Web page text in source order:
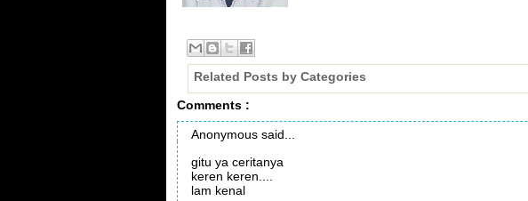
Related Posts by Categories
Comments :
Anonymous said...
gitu ya ceritanya
keren keren....
lam kenal